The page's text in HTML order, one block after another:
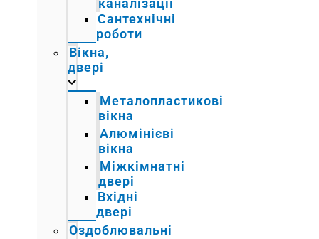
каналізації
Сантехнічні
роботи
Вікна,
двері
Металопластикові
вікна
Алюмінієві
вікна
Міжкімнатні
двері
Вхідні
двері
Оздоблювальні